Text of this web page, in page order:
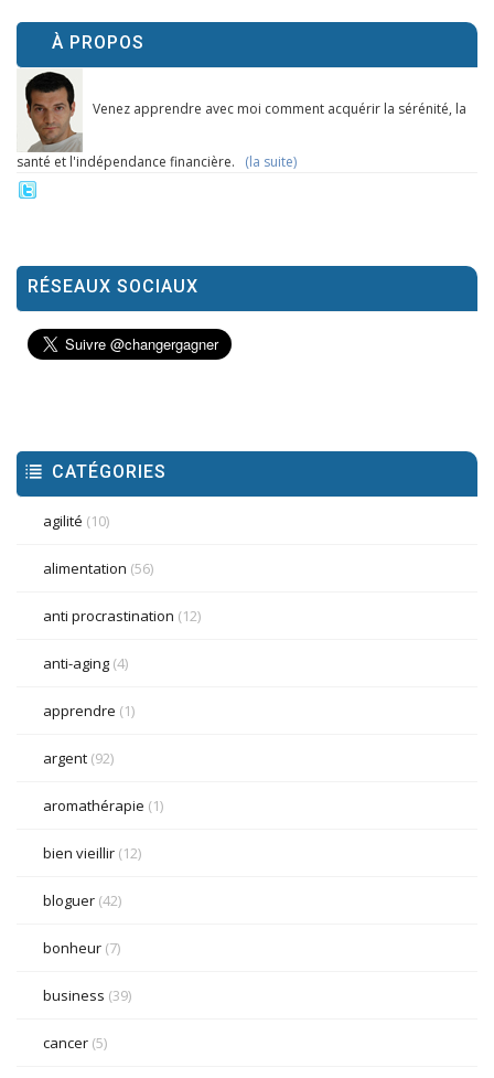
À PROPOS
Venez apprendre avec moi comment acquérir la sérénité, la
santé et l'indépendance financière. (la suite)
RÉSEAUX SOCIAUX
CATÉGORIES
agilité (10)
alimentation (56)
anti procrastination (12)
anti-aging (4)
apprendre (1)
argent (92)
aromathérapie (1)
bien vieillir (12)
bloguer (42)
bonheur (7)
business (39)
cancer (5)